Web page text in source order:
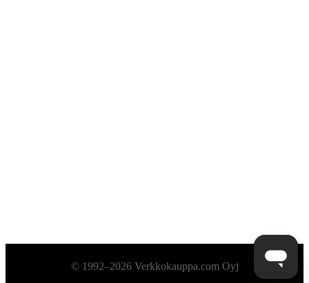
Alatunniste© 1992–2026 Verkkokauppa.com Oyj